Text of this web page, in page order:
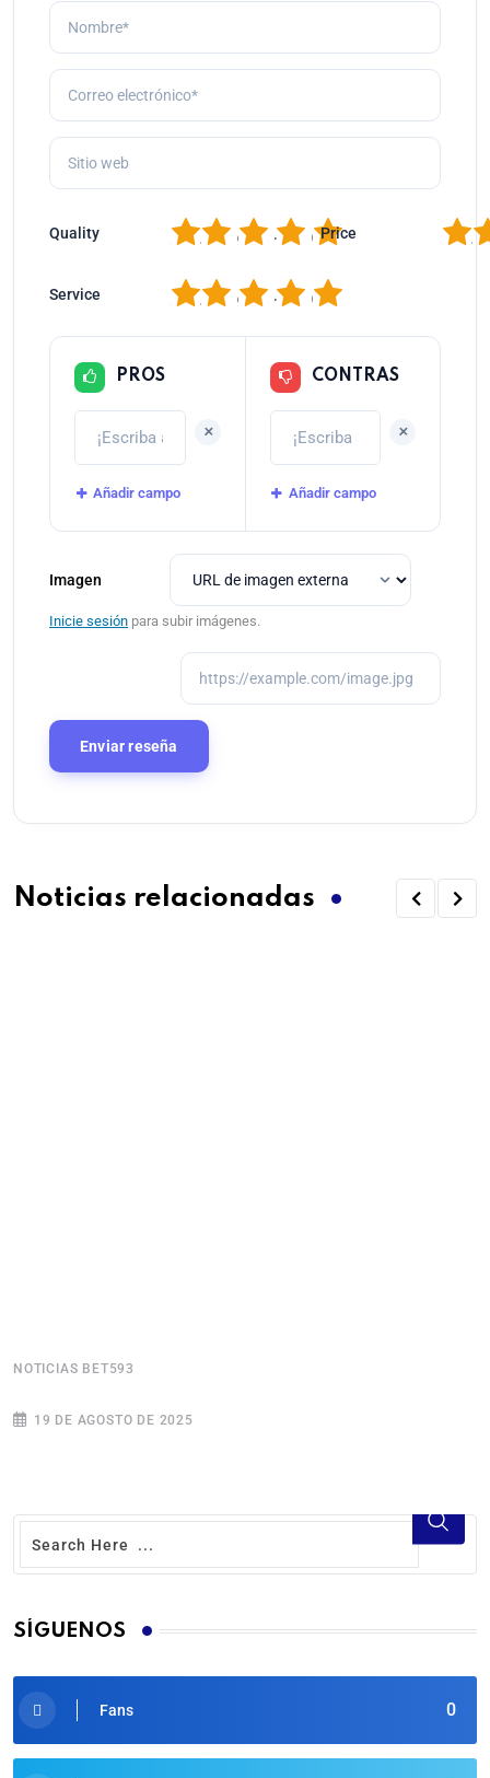
Quality 5
4
3
2 Price 2
Service 5
4
3
2
PROS
+
Añadir campo
CONTRAS
+
Añadir campo
Imagen
Inicie sesión para subir imágenes.
Noticias relacionadas
NOTICIAS BET593
19 DE AGOSTO DE 2025
SÍGUENOS
0
Fans